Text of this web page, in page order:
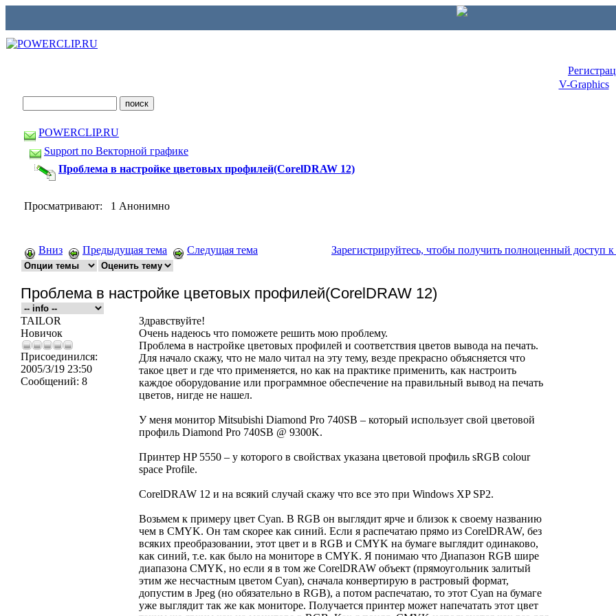
V-Graphics
POWERCLIP.RU
Support по Векторной графике
Проблема в настройке цветовых профилей(CorelDRAW 12)
Просматривают: 1 Анонимно
Вниз Предыдущая тема Следущая тема Зарегистрируйтесь, чтобы получить полноценный доступ
Проблема в настройке цветовых профилей(CorelDRAW 12)
TAILOR
Новичок
Присоединился:
2005/3/19 23:50
Сообщений: 8
Здравствуйте!
Очень надеюсь что поможете решить мою проблему.
Проблема в настройке цветовых профилей и соответствия цветов вывода на печать.
Для начало скажу, что не мало читал на эту тему, везде прекрасно объясняется что
такое цвет и где что применяется, но как на практике применить, как настроить
каждое оборудование или программное обеспечение на правильный вывод на печать
цветов, нигде не нашел.
У меня монитор Mitsubishi Diamond Pro 740SB – который использует свой цветовой
профиль Diamond Pro 740SB @ 9300K.
Принтер HP 5550 – у которого в свойствах указана цветовой профиль sRGB colour
space Profile.
CorelDRAW 12 и на всякий случай скажу что все это при Windows XP SP2.
Возьмем к примеру цвет Cyan. В RGB он выглядит ярче и близок к своему названию
чем в CMYK. Он там скорее как синий. Если я распечатаю прямо из CorelDRAW, без
всяких преобразовании, этот цвет и в RGB и CMYK на бумаге выглядит одинаково,
как синий, т.е. как было на мониторе в CMYK. Я понимаю что Диапазон RGB шире
диапазона CMYK, но если я в том же CorelDRAW объект (прямоугольник залитый
этим же несчастным цветом Cyan), сначала конвертирую в растровый формат,
допустим в Jpeg (но обязательно в RGB), а потом распечатаю, то этот Cyan на бумаге
уже выглядит так же как мониторе. Получается принтер может напечатать этот цвет